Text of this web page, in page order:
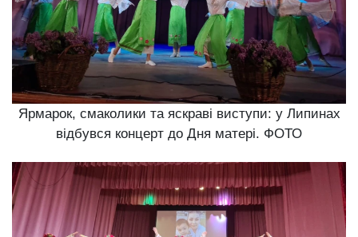
Ярмарок, смаколики та яскраві виступи: у Липинах
відбувся концерт до Дня матері. ФОТО